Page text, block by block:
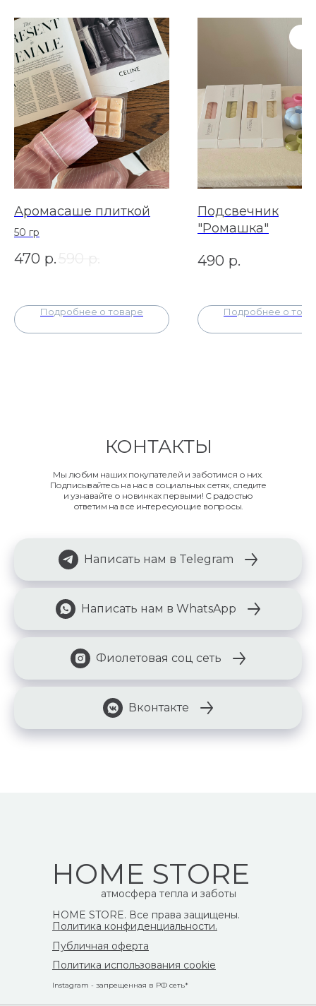
Аромасаше плиткой
50 гр
470 р.
Подробнее о товаре
Подсвечник
"Ромашка"
490 р.
Подробнее о
КОНТАКТЫ
Мы любим наших покупателей и заботимся о них.
Подписывайтесь на нас в социальных сетях, следите
и узнавайте о новинках первыми! С радостью
ответим на все интересующие вопросы.
Написать нам в Telegram
Написать нам в WhatsApp
Фиолетовая соц сеть
Вконтакте
HOME STORE
Политика использования cookie
Публичная оферта
HOME STORE. Все права защищены.
Политика конфиденциальности.
Instagram - запрещенная в РФ сеть*
атмосфера тепла и заботы